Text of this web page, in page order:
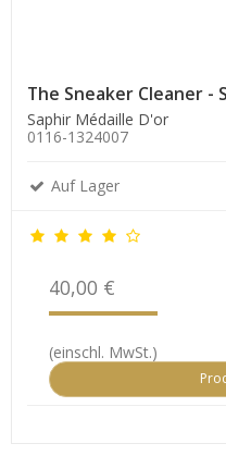
The Sneaker Cleaner -
Saphir Médaille D'or
0116-1324007
Auf Lager
40,00 €
(einschl. MwSt.)